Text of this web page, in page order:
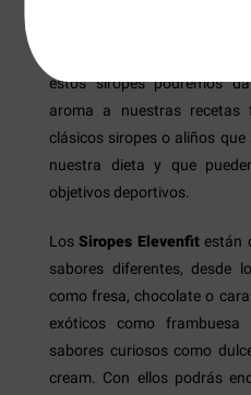
estos siropes podremos
aroma a nuestras
clásicos siropes o aliños
nuestra dieta y que
objetivos deportivos.
Los Siropes Elevenfitestán
sabores diferentes, desde
como fresa, chocolate o
exóticos como
sabores curiosos como
cream. Con ellos podrás